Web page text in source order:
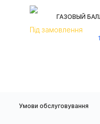
ГАЗОВЫЙ
Під замовлення
Умови обслуговування